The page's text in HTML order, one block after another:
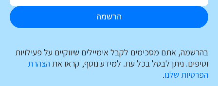
הרשמה
בהרשמה, אתם מסכימים לקבל אימיילים שיווקיים על פעילויות
וטיפים. ניתן לבטל בכל עת. למידע נוסף, קראו את הצהרת
הפרטיות שלנו.